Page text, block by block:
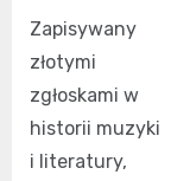
Zapisywany
złotymi
zgłoskami w
historii muzyki
i literatury,